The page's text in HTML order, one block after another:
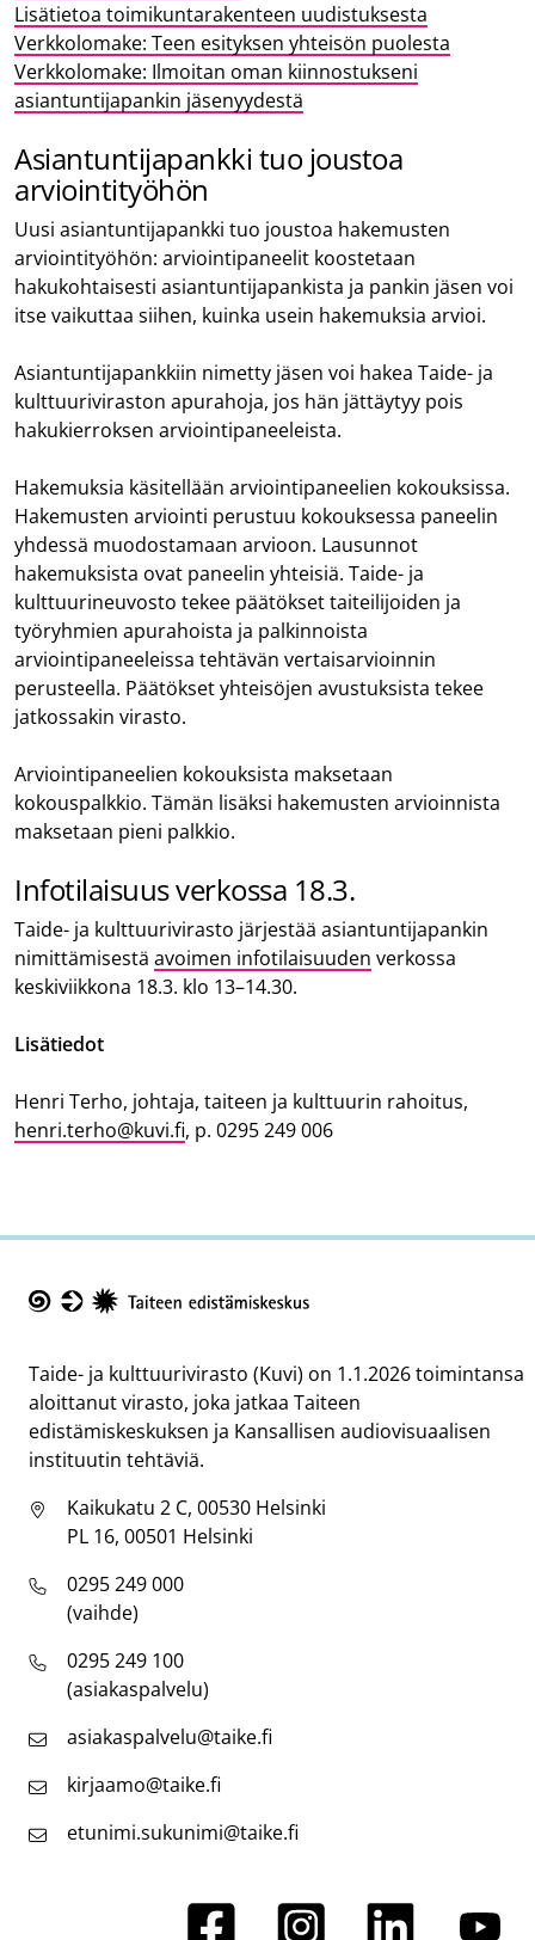
Lisätietoa toimikuntarakenteen uudistuksesta
Verkkolomake: Teen esityksen yhteisön puolesta
Verkkolomake: Ilmoitan oman kiinnostukseni
asiantuntijapankin jäsenyydestä
Asiantuntijapankki tuo joustoa
arviointityöhön
Uusi asiantuntijapankki tuo joustoa hakemusten
arviointityöhön: arviointipaneelit koostetaan
hakukohtaisesti asiantuntijapankista ja pankin jäsen voi
itse vaikuttaa siihen, kuinka usein hakemuksia arvioi.
Asiantuntijapankkiin nimetty jäsen voi hakea Taide- ja
kulttuuriviraston apurahoja, jos hän jättäytyy pois
hakukierroksen arviointipaneeleista.
Hakemuksia käsitellään arviointipaneelien kokouksissa.
Hakemusten arviointi perustuu kokouksessa paneelin
yhdessä muodostamaan arvioon. Lausunnot
hakemuksista ovat paneelin yhteisiä. Taide- ja
kulttuurineuvosto tekee päätökset taiteilijoiden ja
työryhmien apurahoista ja palkinnoista
arviointipaneeleissa tehtävän vertaisarvioinnin
perusteella. Päätökset yhteisöjen avustuksista tekee
jatkossakin virasto.
Arviointipaneelien kokouksista maksetaan
kokouspalkkio. Tämän lisäksi hakemusten arvioinnista
maksetaan pieni palkkio.
Infotilaisuus verkossa 18.3.
Taide- ja kulttuurivirasto järjestää asiantuntijapankin
nimittämisestä avoimen infotilaisuuden verkossa
keskiviikkona 18.3. klo 13–14.30.
Lisätiedot
Henri Terho, johtaja, taiteen ja kulttuurin rahoitus,
henri.terho@kuvi.fi, p. 0295 249 006
Taide- ja kulttuurivirasto (Kuvi) on 1.1.2026 toimintansa
aloittanut virasto, joka jatkaa Taiteen
edistämiskeskuksen ja Kansallisen audiovisuaalisen
instituutin tehtäviä.
Kaikukatu 2 C, 00530 Helsinki
PL 16, 00501 Helsinki
0295 249 000
(vaihde)
0295 249 100
(asiakaspalvelu)
asiakaspalvelu@taike.fi
kirjaamo@taike.fi
etunimi.sukunimi@taike.fi